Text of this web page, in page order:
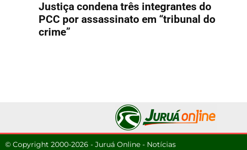
Justiça condena três integrantes do
PCC por assassinato em “tribunal do
crime”
© Copyright 2000-2026 - Juruá Online - Notícias